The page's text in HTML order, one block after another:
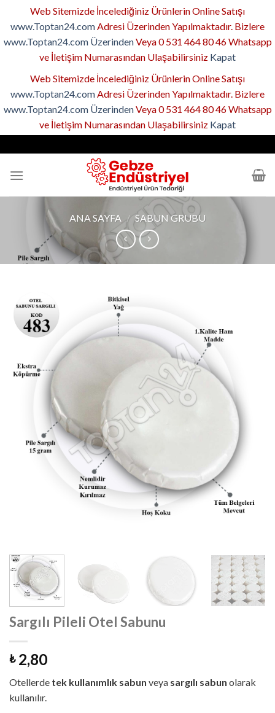
Web Sitemizde İncelediğiniz Ürünlerin Online Satışı
www.Toptan24.comAdresi Üzerinden Yapılmaktadır. Bizlere
www.Toptan24.com ÜzerindenVeya 0 531 464 80 46 Whatsapp
ve İletişim Numarasından Ulaşabilirsiniz Kapat
Web Sitemizde İncelediğiniz Ürünlerin Online Satışı
www.Toptan24.comAdresi Üzerinden Yapılmaktadır. Bizlere
www.Toptan24.com ÜzerindenVeya 0 531 464 80 46 Whatsapp
ve İletişim Numarasından Ulaşabilirsiniz Kapat
to
content
ANA SAYFA / SABUN GRUBU
Sargılı Pileli Otel Sabunu
₺2,80
Otellerde tek kullanımlık sabun veya sargılı sabun olarak
kullanılır.